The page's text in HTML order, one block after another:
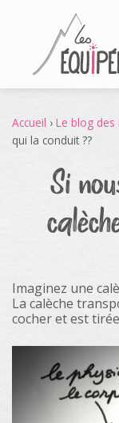
Accueil › Le blog des
qui la conduit ??
Si
Imaginez une
La calèche
cocher et est